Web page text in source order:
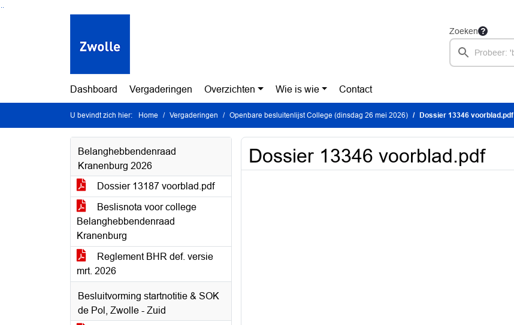
Ga naar de inhoud van deze pagina
Ga naar het zoeken
Ga naar het menu
Zoeken
Dashboard Vergaderingen Overzichten Wie is wie Contact
U bevindt zich hier: Home Vergaderingen Openbare besluitenlijst College (dinsdag 26 mei 2026) Dossier 13346 voorblad.pdf
Belanghebbendenraad
Kranenburg 2026
Dossier 13187 voorblad.pdf
Beslisnota voor college
Belanghebbendenraad
Kranenburg
Reglement BHR def. versie
mrt. 2026
Besluitvorming startnotitie & SOK
de Pol, Zwolle - Zuid
Dossier 13346 voorblad.pdf